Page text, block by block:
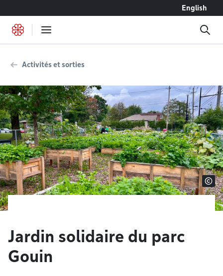
English
Activités et sorties
Jardin solidaire du parc
Gouin